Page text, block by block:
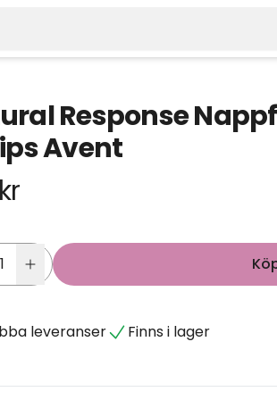
Response
Avent
leveranser Finns i lager